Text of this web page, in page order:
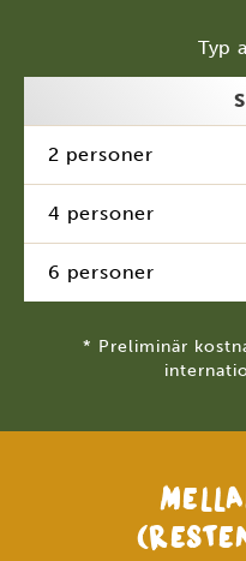
Typ
2 personer
4 personer
6 personer
* Preliminär